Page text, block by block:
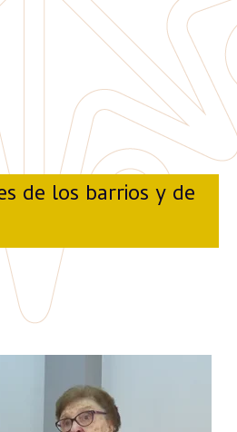
de los barrios y de